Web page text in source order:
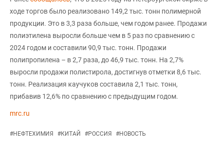
ходе торгов было реализовано 149,2 тыс. тонн полимерной
продукции. Это в 3,3 раза больше, чем годом ранее. Продажи
полиэтилена выросли больше чем в 5 раз по сравнению с
2024 годом и составили 90,9 тыс. тонн. Продажи
полипропилена – в 2,7 раза, до 46,9 тыс. тонн. На 2,7%
выросли продажи полистирола, достигнув отметки 8,6 тыс.
тонн. Реализация каучуков составила 2,1 тыс. тонн,
прибавив 12,6% по сравнению с предыдущим годом.
mrc.ru
#НЕФТЕХИМИЯ #КИТАЙ #РОССИЯ #НОВОСТЬ